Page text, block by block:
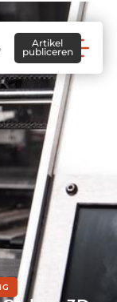
Artikel
publiceren